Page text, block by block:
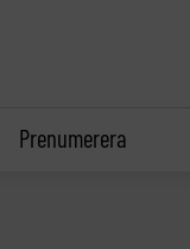
Prenumerera